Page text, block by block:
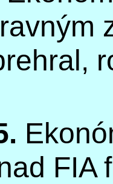
FIA